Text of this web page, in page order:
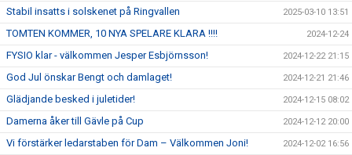
Stabil insatts i solskenet på Ringvallen 2025-03-10 13:51
TOMTEN KOMMER, 10 NYA SPELARE KLARA !!!! 2024-12-24
FYSIO klar - välkommen Jesper Esbjörnsson! 2024-12-22 21:15
God Jul önskar Bengt och damlaget! 2024-12-21 21:46
Glädjande besked i juletider! 2024-12-15 08:02
Damerna åker till Gävle på Cup 2024-12-12 20:00
Vi förstärker ledarstaben för Dam – Välkommen Joni! 2024-12-02 16:56